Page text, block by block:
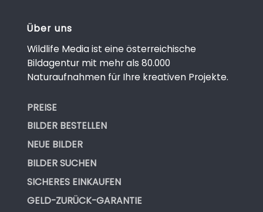
Über uns
Wildlife Media ist eine österreichische
Bildagentur mit mehr als 80.000
Naturaufnahmen für Ihre kreativen Projekte.
PREISE
BILDER BESTELLEN
NEUE BILDER
BILDER SUCHEN
SICHERES EINKAUFEN
GELD-ZURÜCK-GARANTIE